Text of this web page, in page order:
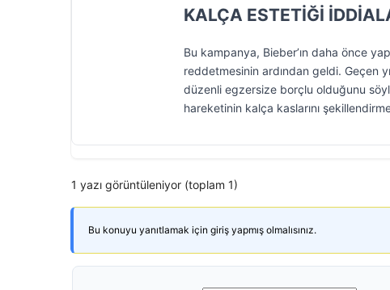
KALÇA ESTETİĞİ
Bu kampanya, Bieber’ın daha önce
reddetmesinin ardından geldi. Geçen
düzenli egzersize borçlu olduğunu
hareketinin kalça kaslarını
1 yazı görüntüleniyor (toplam 1)
Bu konuyu yanıtlamak için giriş yapmış olmalısınız.